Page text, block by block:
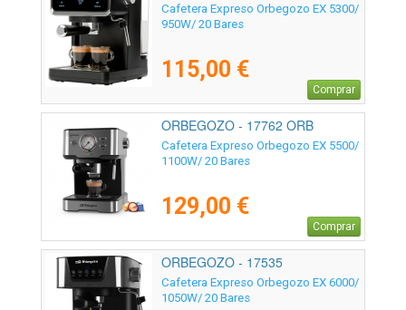
Cafetera Expreso Orbegozo EX 5300/
950W/ 20 Bares
115,00 €
Comprar
ORBEGOZO - 17762 ORB
Cafetera Expreso Orbegozo EX 5500/
1100W/ 20 Bares
129,00 €
Comprar
ORBEGOZO - 17535
Cafetera Expreso Orbegozo EX 6000/
1050W/ 20 Bares